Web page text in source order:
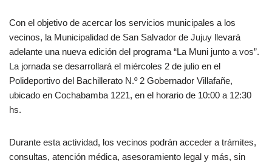
Con el objetivo de acercar los servicios municipales a los
vecinos, la Municipalidad de San Salvador de Jujuy llevará
adelante una nueva edición del programa “La Muni junto a vos”.
La jornada se desarrollará el miércoles 2 de julio en el
Polideportivo del Bachillerato N.º 2 Gobernador Villafañe,
ubicado en Cochabamba 1221, en el horario de 10:00 a 12:30
hs.
Durante esta actividad, los vecinos podrán acceder a trámites,
consultas, atención médica, asesoramiento legal y más, sin